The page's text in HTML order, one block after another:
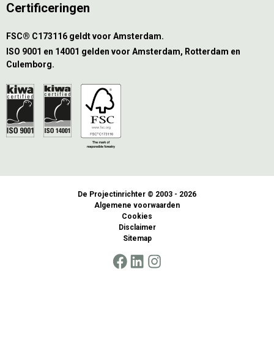
Certificeringen
FSC® C173116 geldt voor Amsterdam.
ISO 9001 en 14001 gelden voor Amsterdam, Rotterdam en
Culemborg.
De Projectinrichter © 2003 - 2026
Algemene voorwaarden
Cookies
Disclaimer
Sitemap